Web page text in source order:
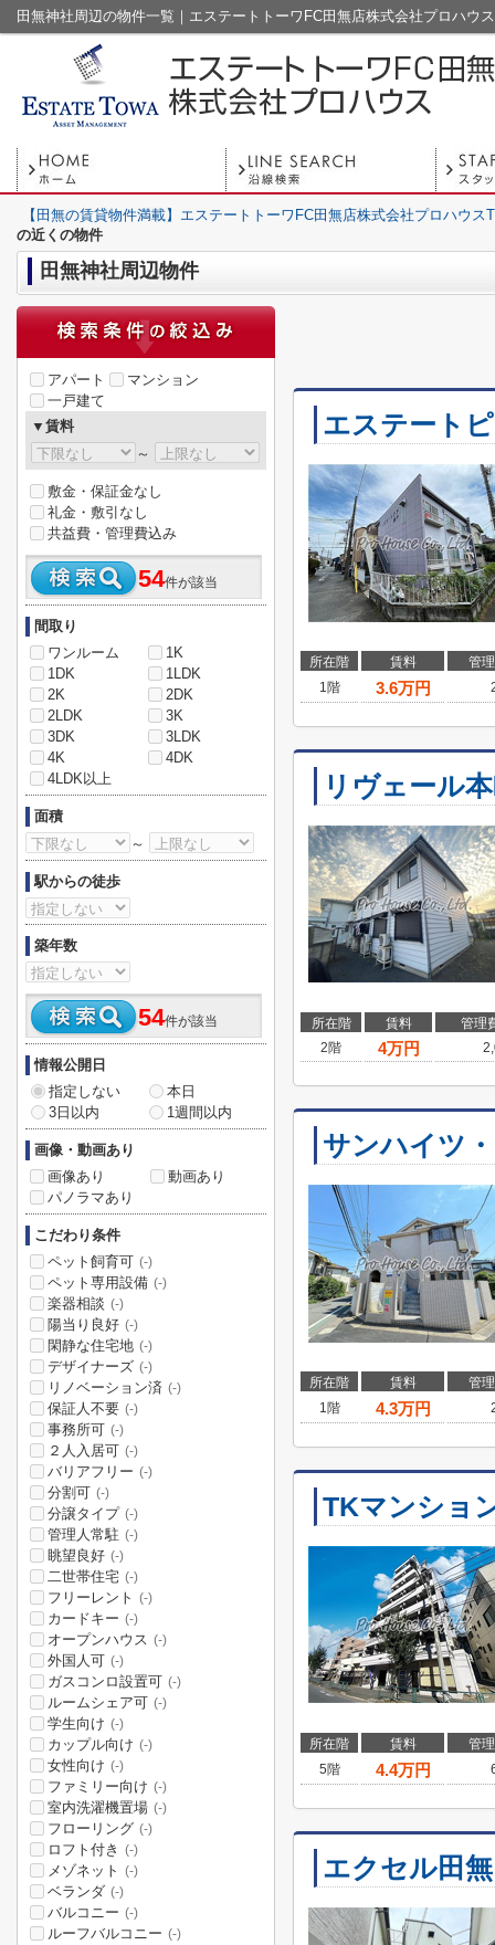
田無神社周辺の物件一覧｜エステートトーワFC田無店株式会社プロハウス
【田無の賃貸物件満載】エステートトーワFC田無店株式会社プロハウス
の近くの物件
田無神社周辺物件
エステート
所在階 賃料
管
1階
3.6万円
リヴェール
所在階 賃料
管理
2階
4万円
サンハイツ
所在階 賃料
管
1階
4.3万円
TKマンショ
所在階 賃料
管
5階
4.4万円
エクセル田無
アパート
マンション
一戸建て
▼賃料
～
敷金・保証金なし
礼金・敷引なし
共益費・管理費込み
54件が該当
間取り
ワンルーム
1K
1DK
1LDK
2K
2DK
2LDK
3K
3DK
3LDK
4K
4DK
4LDK以上
面積
～
駅からの徒歩
築年数
54件が該当
情報公開日
指定しない
本日
3日以内
1週間以内
画像・動画あり
画像あり
動画あり
パノラマあり
こだわり条件
ペット飼育可 (-)
ペット専用設備 (-)
楽器相談 (-)
陽当り良好 (-)
閑静な住宅地 (-)
デザイナーズ (-)
リノベーション済 (-)
保証人不要 (-)
事務所可 (-)
２人入居可 (-)
バリアフリー (-)
分割可 (-)
分譲タイプ (-)
管理人常駐 (-)
眺望良好 (-)
二世帯住宅 (-)
フリーレント (-)
カードキー (-)
オープンハウス (-)
外国人可 (-)
ガスコンロ設置可 (-)
ルームシェア可 (-)
学生向け (-)
カップル向け (-)
女性向け (-)
ファミリー向け (-)
室内洗濯機置場 (-)
フローリング (-)
ロフト付き (-)
メゾネット (-)
ベランダ (-)
バルコニー (-)
ルーフバルコニー (-)